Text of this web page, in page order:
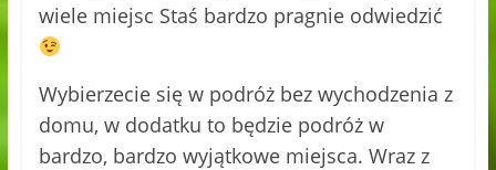
wiele miejsc Staś bardzo pragnie odwiedzić
Wybierzecie się w podróż bez wychodzenia z
domu, w dodatku to będzie podróż w
bardzo, bardzo wyjątkowe miejsca. Wraz z